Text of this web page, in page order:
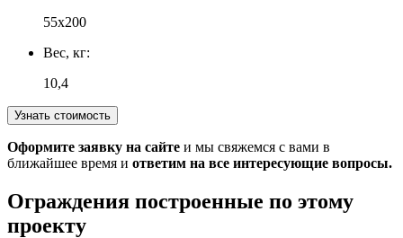
55х200
Вес, кг:
10,4
Узнать стоимость
Оформите заявку на сайте и мы свяжемся с вами в
ближайшее время и ответим на все интересующие вопросы.
Ограждения построенные по этому
проекту